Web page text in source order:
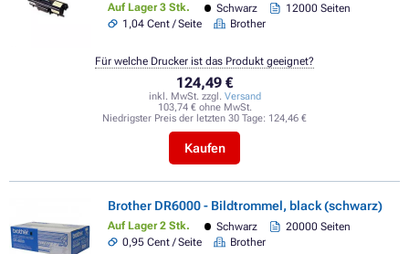
Auf Lager 3 Stk. Schwarz
12000 Seiten
1,04 Cent / Seite
Brother
124,49 €
inkl. MwSt. zzgl. Versand
103,74 € ohne MwSt.
Niedrigster Preis der letzten 30 Tage: 124,46 €
Kaufen
Für welche Drucker ist das Produkt geeignet?
Brother DR6000 - Bildtrommel, black (schwarz)
Auf Lager 2 Stk. Schwarz
20000 Seiten
0,95 Cent / Seite
Brother